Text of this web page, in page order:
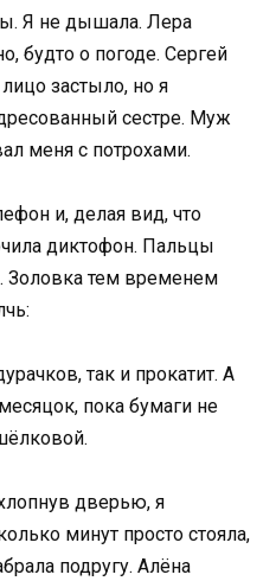
Я не дышала. Лера
будто о погоде. Сергей
застыло, но я
сестре. Муж
меня с потрохами.
и, делая вид, что
диктофон. Пальцы
Золовка тем временем
так и прокатит. А
пока бумаги не
дверью, я
минут просто стояла,
подругу. Алёна